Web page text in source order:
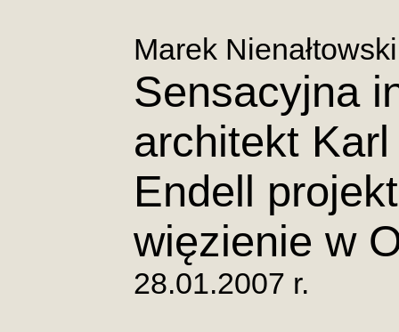
Marek Nienałtowski
Sensacyjna
architekt
Endell
więzienie w
28.01.2007 r.